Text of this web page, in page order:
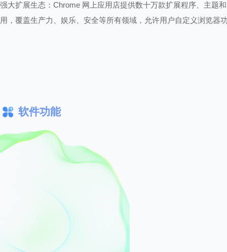
强大扩展生态：Chrome 网上应用店提供数十万款扩展程序、主题
用，覆盖生产力、娱乐、安全等所有领域，允许用户自定义浏览器
软件功能